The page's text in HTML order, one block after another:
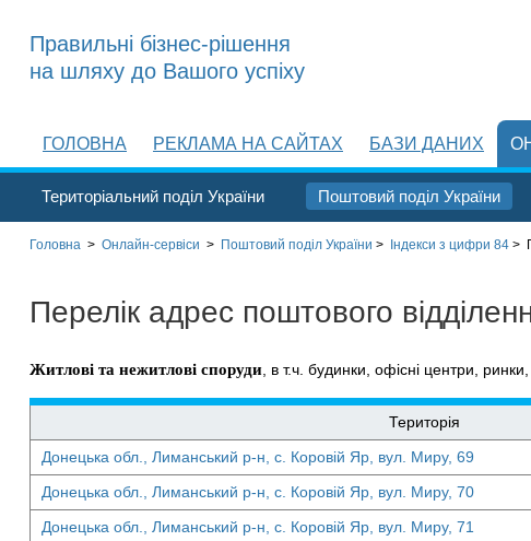
Правильні бізнес-рішення
на шляху до Вашого успіху
ГОЛОВНА РЕКЛАМА НА САЙТАХ БАЗИ ДАНИХ
Територіальний поділ України Поштовий поділ України
Головна > Онлайн-сервіси > Поштовий поділ України > Індекси з цифри 84 >
Перелік адрес поштового
Житлові та нежитлові споруди , в т.ч. будинки, офісні центри, ринки,
Територія
Донецька обл., Лиманський р-н, с. Коровій Яр, вул. Миру, 69
Донецька обл., Лиманський р-н, с. Коровій Яр, вул. Миру, 70
Донецька обл., Лиманський р-н, с. Коровій Яр, вул. Миру, 71